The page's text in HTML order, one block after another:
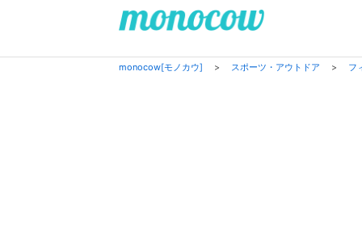
monocow[モノカウ] > スポーツ・アウトドア > フ